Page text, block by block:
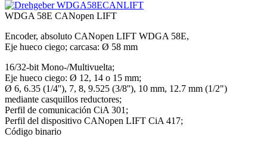
WDGA 58E CANopen LIFT
Encoder, absoluto CANopen LIFT WDGA 58E,
Eje hueco ciego; carcasa: Ø 58 mm
16/32-bit Mono-/Multivuelta;
Eje hueco ciego: Ø 12, 14 o 15 mm;
Ø 6, 6.35 (1/4''), 7, 8, 9.525 (3/8''), 10 mm, 12.7 mm (1/2")
mediante casquillos reductores;
Perfil de comunicación CiA 301;
Perfil del dispositivo CANopen LIFT CiA 417;
Código binario